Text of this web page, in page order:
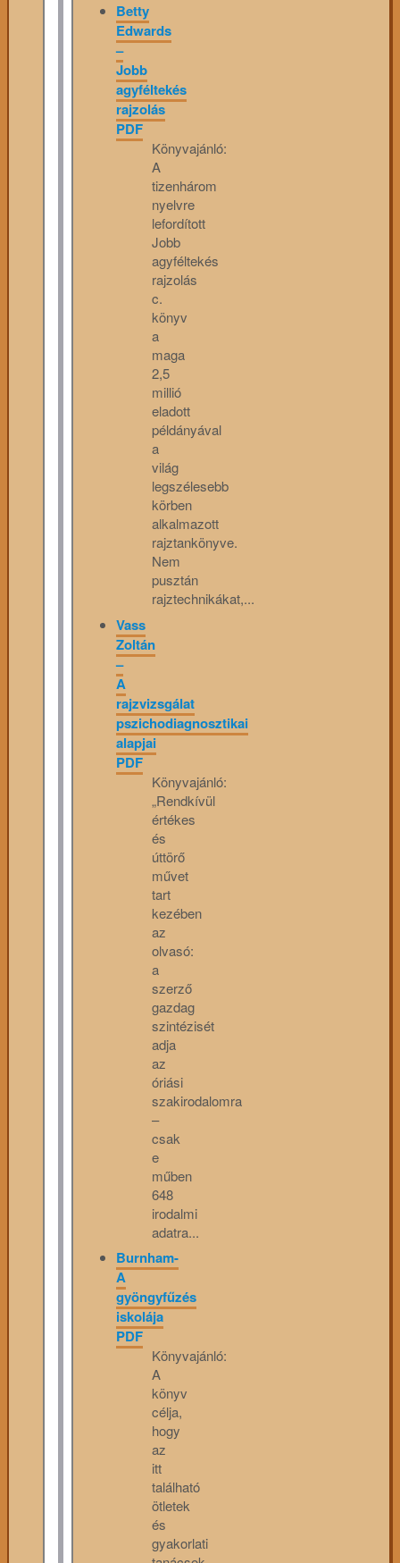
Betty
Edwards
–
Jobb
agyféltekés
rajzolás
PDF
Könyvajánló:
A
tizenhárom
nyelvre
lefordított
Jobb
agyféltekés
rajzolás
c.
könyv
a
maga
2,5
millió
eladott
példányával
a
világ
legszélesebb
körben
alkalmazott
rajztankönyve.
Nem
pusztán
rajztechnikákat,...
Vass
Zoltán
–
A
rajzvizsgálat
pszichodiagnosztikai
alapjai
PDF
Könyvajánló:
„Rendkívül
értékes
és
úttörő
művet
tart
kezében
az
olvasó:
a
szerző
gazdag
szintézisét
adja
az
óriási
szakirodalomra
–
csak
e
műben
648
irodalmi
adatra...
Burnham-
A
gyöngyfűzés
iskolája
PDF
Könyvajánló:
A
könyv
célja,
hogy
az
itt
található
ötletek
és
gyakorlati